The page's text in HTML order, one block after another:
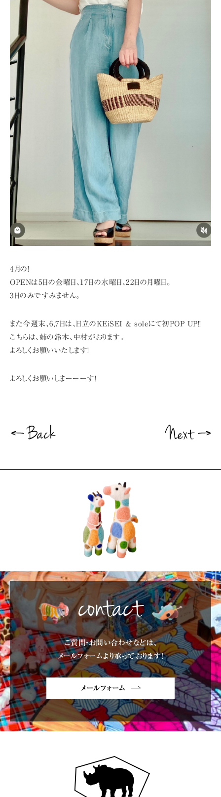
4月の!
OPENは5日の金曜日、17日の水曜日、22日の月曜日。
3日のみですみません。
また今週末、6,7日は、日立のKEiSEI & soleにて初POP UP!!
こちらは、姉の鈴木、中村がおります。
よろしくお願いいたします!
よろしくお願いしまーーーす!
contact
ご質問・お問い合わせなどは、
メールフォームより承っております!
メールフォーム